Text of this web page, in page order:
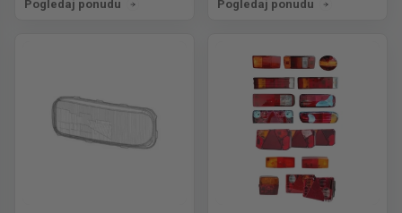
Pogledaj ponudu Pogledaj ponudu